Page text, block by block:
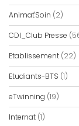
Animat'Soin (2)
CDI_Club Presse
Etablissement (22)
Etudiants-BTS (1)
eTwinning (19)
Internat (1)